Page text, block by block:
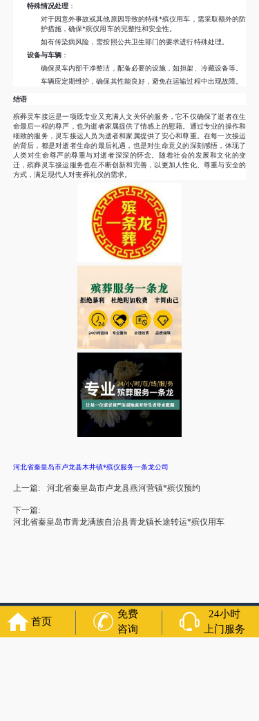
特殊情况处理 ：
对于因意外事故或其他原因导致的特殊*殡仪用车，需采取额外的防
护措施，确保*殡仪用车的完整性和安全性。
如有传染病风险，需按照公共卫生部门的要求进行特殊处理。
设备与车辆 ：
确保灵车内部干净整洁，配备必要的设施，如担架、冷藏设备等。
车辆应定期维护，确保其性能良好，避免在运输过程中出现故障。
结语
殡葬灵车接运是一项既专业又充满人文关怀的服务，它不仅确保了逝者在生
命最后一程的尊严，也为逝者家属提供了情感上的慰藉。通过专业的操作和
细致的服务，灵车接运人员为逝者和家属提供了安心和尊重。在每一次接运
的背后，都是对逝者生命的最后礼遇，也是对生命意义的深刻感悟，体现了
人类对生命尊严的尊重与对逝者深深的怀念。随着社会的发展和文化的变
迁，殡葬灵车接运服务也在不断创新和完善，以更加人性化、尊重与安全的
方式，满足现代人对丧葬礼仪的需求。
河北省秦皇岛市卢龙县木井镇*殡仪服务一条龙公司
上一篇: 河北省秦皇岛市卢龙县燕河营镇*殡仪预约
下一篇:
河北省秦皇岛市青龙满族自治县青龙镇长途转运*殡仪用车
友情链接： 苏州丧葬公司 石家庄殡葬一条龙 长沙殡
葬服务公司南昌青山湖白事公司呼和浩特灵车出租公司哈尔
首页
免费
咨询
24小时
上门服务